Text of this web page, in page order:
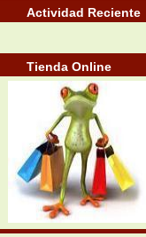
Actividad Reciente
Tienda Online